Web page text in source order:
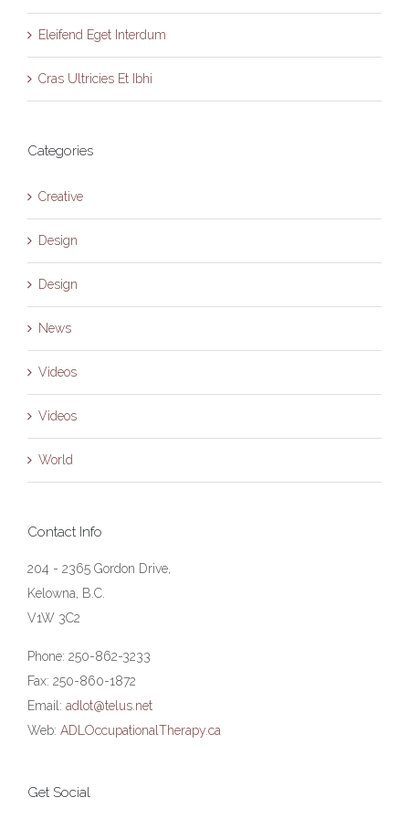
Eleifend Eget Interdum
Cras Ultricies Et Ibhi
Categories
Creative
Design
Design
News
Videos
Videos
World
Contact Info
204 - 2365 Gordon Drive,
Kelowna, B.C.
V1W 3C2
Phone: 250-862-3233
Fax: 250-860-1872
Email: adlot@telus.net
Web: ADLOccupationalTherapy.ca
Get Social